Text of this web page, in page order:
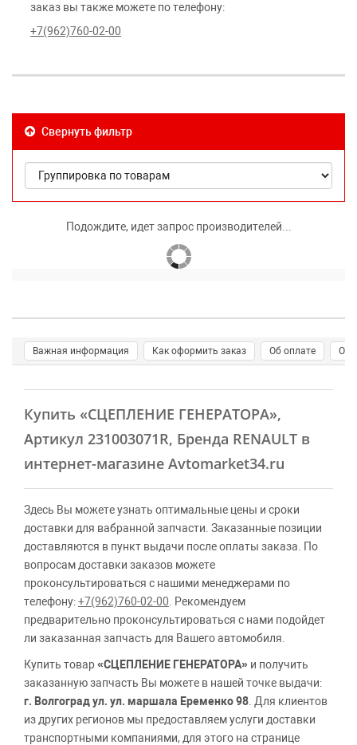
заказ вы также можете по телефону:
+7(962)760-02-00
Свернуть фильтр
Подождите, идет запрос производителей...
Важная информация Как оформить заказ Об оплате О
Купить «СЦЕПЛЕНИЕ ГЕНЕРАТОРА»,
Артикул 231003071R, Бренда RENAULT в
интернет-магазине Avtomarket34.ru
Здесь Вы можете узнать оптимальные цены и сроки
доставки для вабранной запчасти. Заказанные позиции
доставляются в пункт выдачи после оплаты заказа. По
вопросам доставки заказов можете
проконсультироваться с нашими менеджерами по
телефону:+7(962)760-02-00 . Рекомендуем
предварительно проконсультироваться с нами подойдет
ли заказанная запчасть для Вашего автомобиля.
Купить товар«СЦЕПЛЕНИЕ ГЕНЕРАТОРА» и получить
заказанную запчасть Вы можете в нашей точке выдачи:
г. Волгоград ул. ул. маршала Еременко 98 . Для клиентов
из других регионов мы предоставляем услуги доставки
транспортными компаниями, для этого на странице